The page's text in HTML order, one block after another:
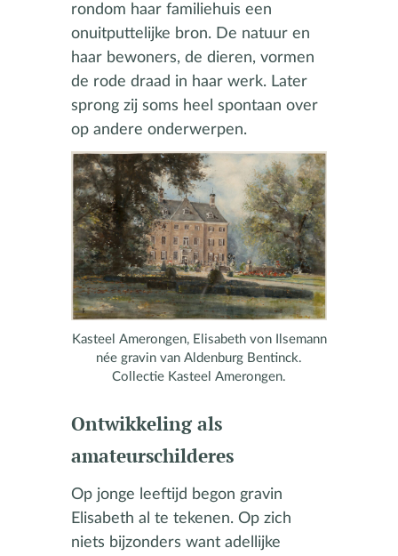
rondom haar familiehuis een
onuitputtelijke bron. De natuur en
haar bewoners, de dieren, vormen
de rode draad in haar werk. Later
sprong zij soms heel spontaan over
op andere onderwerpen.
Kasteel Amerongen, Elisabeth von Ilsemann
née gravin van Aldenburg Bentinck.
Collectie Kasteel Amerongen.
Ontwikkeling als
amateurschilderes
Op jonge leeftijd begon gravin
Elisabeth al te tekenen. Op zich
niets bijzonders want adellijke